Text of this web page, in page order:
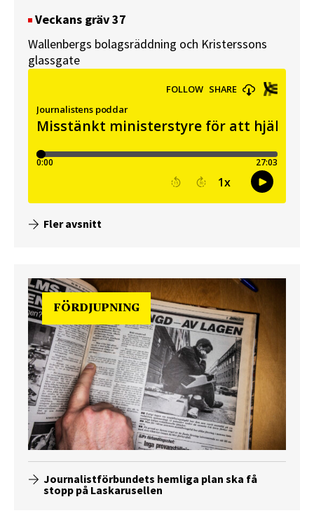
Veckans gräv 37
Wallenbergs bolagsräddning och Kristerssons
glassgate
Fler avsnitt
FÖRDJUPNING
Journalistförbundets hemliga plan ska få
stopp på Laskarusellen